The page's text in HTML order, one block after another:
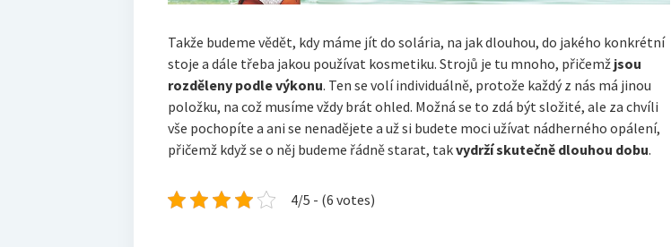
Takže budeme vědět, kdy máme jít do solária, na jak dlouhou, do jakého konkrétní
stoje a dále třeba jakou používat kosmetiku. Strojů je tu mnoho, přičemž jsou
rozděleny podle výkonu. Ten se volí individuálně, protože každý z nás má jinou
položku, na což musíme vždy brát ohled. Možná se to zdá být složité, ale za chvíli
vše pochopíte a ani se nenadějete a už si budete moci užívat nádherného opálení,
přičemž když se o něj budeme řádně starat, takvydrží skutečně dlouhou dobu.
4/5 - (6 votes)